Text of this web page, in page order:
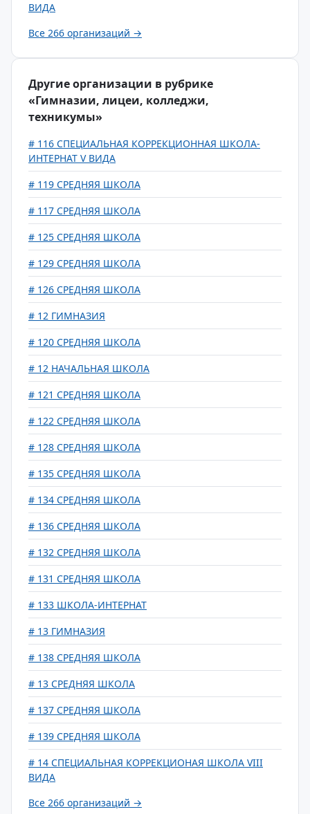
ВИДА
Все 266 организаций →
Другие организации в рубрике
«Гимназии, лицеи, колледжи,
техникумы»
# 116 СПЕЦИАЛЬНАЯ КОРРЕКЦИОННАЯ ШКОЛА-
ИНТЕРНАТ V ВИДА
# 119 СРЕДНЯЯ ШКОЛА
# 117 СРЕДНЯЯ ШКОЛА
# 125 СРЕДНЯЯ ШКОЛА
# 129 СРЕДНЯЯ ШКОЛА
# 126 СРЕДНЯЯ ШКОЛА
# 12 ГИМНАЗИЯ
# 120 СРЕДНЯЯ ШКОЛА
# 12 НАЧАЛЬНАЯ ШКОЛА
# 121 СРЕДНЯЯ ШКОЛА
# 122 СРЕДНЯЯ ШКОЛА
# 128 СРЕДНЯЯ ШКОЛА
# 135 СРЕДНЯЯ ШКОЛА
# 134 СРЕДНЯЯ ШКОЛА
# 136 СРЕДНЯЯ ШКОЛА
# 132 СРЕДНЯЯ ШКОЛА
# 131 СРЕДНЯЯ ШКОЛА
# 133 ШКОЛА-ИНТЕРНАТ
# 13 ГИМНАЗИЯ
# 138 СРЕДНЯЯ ШКОЛА
# 13 СРЕДНЯЯ ШКОЛА
# 137 СРЕДНЯЯ ШКОЛА
# 139 СРЕДНЯЯ ШКОЛА
# 14 СПЕЦИАЛЬНАЯ КОРРЕКЦИОНАЯ ШКОЛА VIII
ВИДА
Все 266 организаций →